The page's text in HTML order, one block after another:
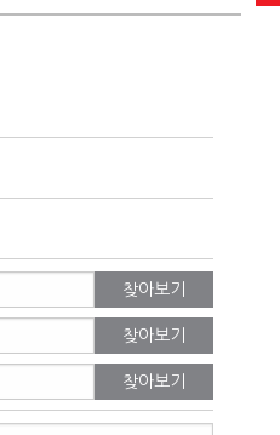
찾아보기
찾아보기
찾아보기